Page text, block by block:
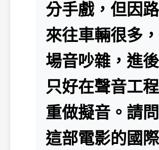
分手戲，但因
來往車輛很多
場音吵雜，進
只好在聲音工
重做擬音。請
這部電影的國